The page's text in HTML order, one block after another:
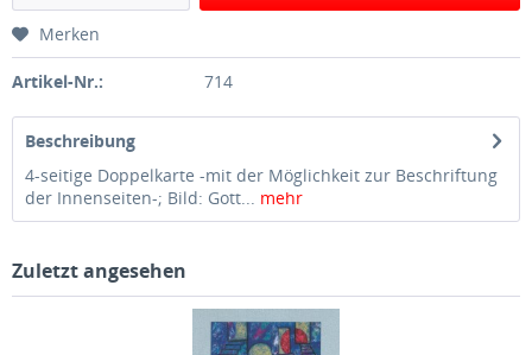
Merken
Artikel-Nr.: 714
Beschreibung
4-seitige Doppelkarte -mit der Möglichkeit zur Beschriftung
der Innenseiten-; Bild: Gott... mehr
Zuletzt angesehen